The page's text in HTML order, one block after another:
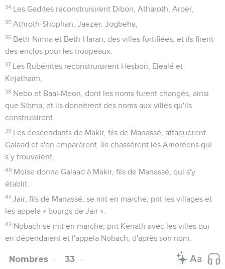
Hattaava.
17 Ils partirent de Kibroth-Hattaava et campèrent à Hatséroth.
18 Ils partirent de Hatséroth et campèrent à Rithma.
19 Ils partirent de Rithma et campèrent à Rimmon-Pérets.
20 Ils partirent de Rimmon-Pérets et campèrent à Libna.
21 Ils partirent de Libna et campèrent à Rissa.
22 Ils partirent de Rissa et campèrent à Kehélatha.
23
Ils partirent de Kehélatha et campèrent à la montagne de
Ils partirent de la montagne de Shapher et campèrent à
Ils partirent de Makhéloth et campèrent à Tahath.
27 Ils partirent de Tahath et campèrent à Tarach.
28 Ils partirent de Tarach et campèrent à Mithka.
29 Ils partirent de Mithka et campèrent à Hashmona.
30 Ils partirent de Hashmona et campèrent à Moséroth.
Ils partirent de Moséroth et campèrent à Bené-Jaakan.